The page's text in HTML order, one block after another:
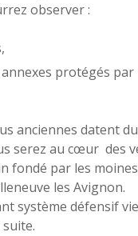
observer :
protégés par
anciennes datent
serez au cœur des
fondé par les moines
les Avignon.
système défensif
suite.